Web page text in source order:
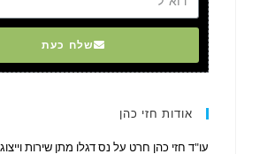
שלח כעת
אודות חזי כהן
עו"ד חזי כהן חרט על נס דגלו מתן שירות